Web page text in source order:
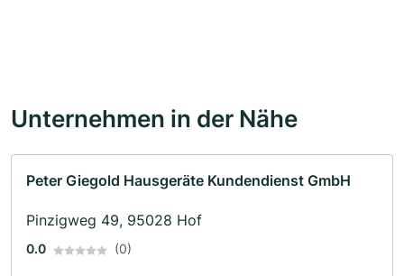
Unternehmen in der Nähe
Peter Giegold Hausgeräte Kundendienst GmbH
Pinzigweg 49, 95028 Hof
0.0 (0)